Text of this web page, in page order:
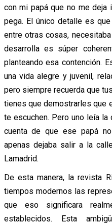
con mi papá que no me
pega. El único detalle es
entre otras cosas,
desarrolla es súper
planteando esa contención.
una vida alegre y juvenil,
pero siempre recuerda que
tienes que demostrarles que
te escuchen. Pero uno leía
cuenta de que ese papá
apenas dejaba salir a la
Lamadrid.
De esta manera, la revista
tiempos modernos las
que eso significara
establecidos. Esta